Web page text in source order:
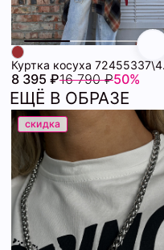
8 395 ₽16 790 ₽50%
ЕЩЁ В ОБРАЗЕ
скидка